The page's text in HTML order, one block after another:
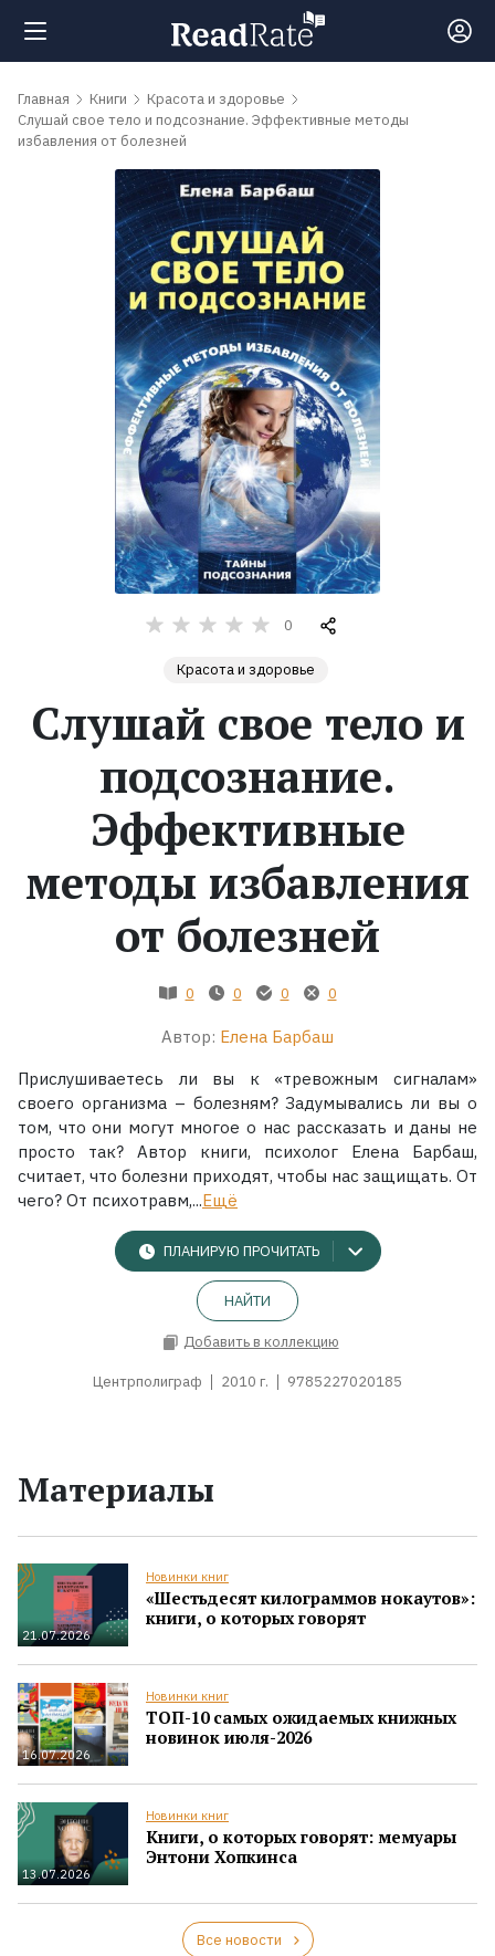
Поиск
Рейтинги
обсуждаемые
Коллекции
Главная Книги
Красота и здоровье
Слушай свое тело и подсознание. Эффективные методы
избавления от болезней
0
Красота и здоровье
Слушай свое тело и
подсознание.
Эффективные
методы избавления
от болезней
0 0 0 0
Автор: Елена Барбаш
Прислушиваетесь ли вы к «тревожным сигналам»
своего организма – болезням? Задумывались ли вы о
том, что они могут многое о нас рассказать и даны не
просто так? Автор книги, психолог Елена Барбаш,
считает, что болезни приходят, чтобы нас защищать. От
чего? От психотравм,...Ещё
ПЛАНИРУЮ ПРОЧИТАТЬ
НАЙТИ
Добавить в коллекцию
Центрполиграф 2010 г. 9785227020185
Материалы
21.07.2026
Новинки книг
«Шестьдесят килограммов нокаутов»:
книги, о которых говорят
16.07.2026
Новинки книг
ТОП-10 самых ожидаемых книжных
новинок июля-2026
13.07.2026
Новинки книг
Книги, о которых говорят: мемуары
Энтони Хопкинса
Все новости